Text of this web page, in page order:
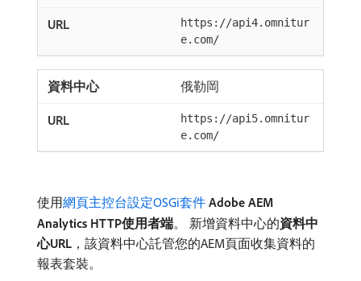
https://api4.omnitur
e.com/
俄勒岡
https://api5.omnitur
e.com/
使用網頁主控台設定OSGi套件 Adobe AEM
Analytics HTTP使用者端。 新增資料中心的​資料中
心URL ，該資料中心託管您的AEM頁面收集資料的
報表套裝。